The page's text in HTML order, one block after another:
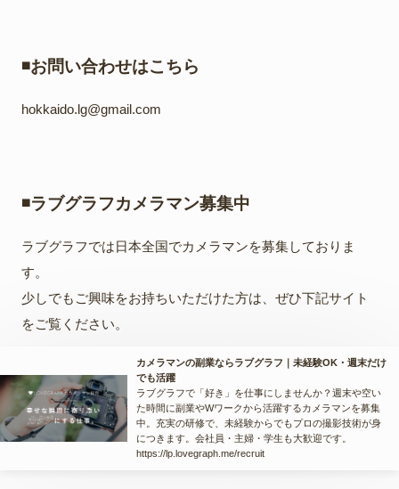
◾️お問い合わせはこちら
hokkaido.lg@gmail.com
◾️ラブグラフカメラマン募集中
ラブグラフでは日本全国でカメラマンを募集しておりま
す。
少しでもご興味をお持ちいただけた方は、ぜひ下記サイト
をご覧ください。
カメラマンの副業ならラブグラフ｜未経験OK・週末だけ
でも活躍
ラブグラフで「好き」を仕事にしませんか？週末や空い
た時間に副業やWワークから活躍するカメラマンを募集
中。充実の研修で、未経験からでもプロの撮影技術が身
につきます。会社員・主婦・学生も大歓迎です。
https://lp.lovegraph.me/recruit